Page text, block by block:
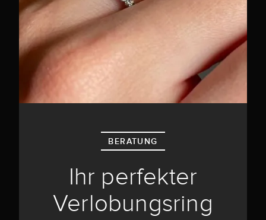
BERATUNG
Ihr perfekter
Verlobungsring